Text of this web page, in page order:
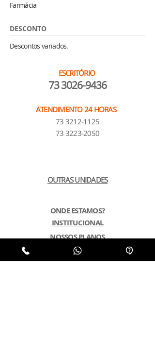
Farmácia
DESCONTO
Descontos variados.
ESCRITÓRIO
73 3026-9436
ATENDIMENTO 24 HORAS
73 3212-1125
73 3223-2050
OUTRAS UNIDADES
ONDE ESTAMOS?
INSTITUCIONAL
NOSSOS PLANOS
POLÍTICA DE PRIVACIDADE